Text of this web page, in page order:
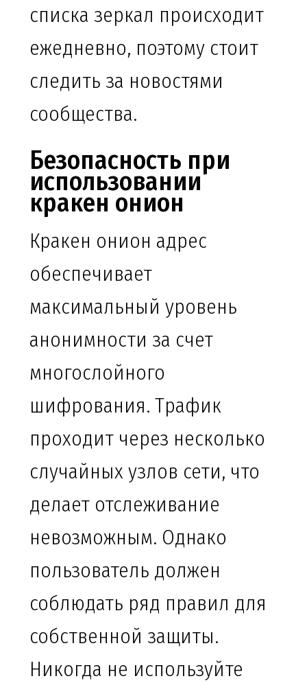
списка зеркал происходит
ежедневно, поэтому стоит
следить за новостями
сообщества.
Безопасность при
использовании
кракен онион
Кракен онион адрес
обеспечивает
максимальный уровень
анонимности за счет
многослойного
шифрования. Трафик
проходит через несколько
случайных узлов сети, что
делает отслеживание
невозможным. Однако
пользователь должен
соблюдать ряд правил для
собственной защиты.
Никогда не используйте